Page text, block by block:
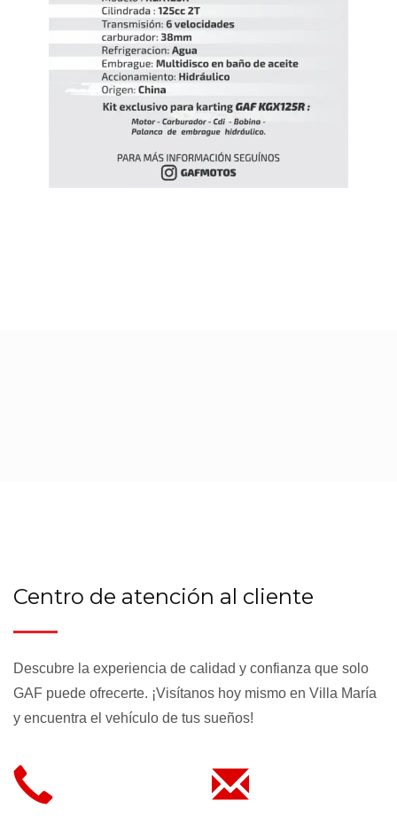
Centro de atención al cliente
Descubre la experiencia de calidad y confianza que solo
GAF puede ofrecerte. ¡Visítanos hoy mismo en Villa María
y encuentra el vehículo de tus sueños!